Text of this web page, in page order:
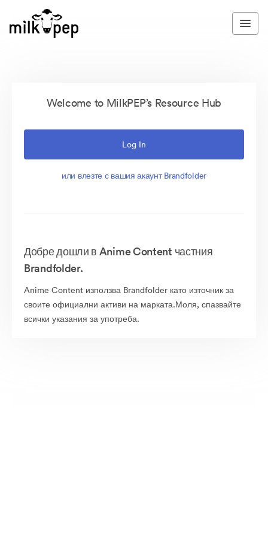
Welcome to MilkPEP’s Resource Hub
Log In
или влезте с вашия акаунт Brandfolder
Добре дошли в Anime Content частния
Brandfolder.
Anime Content използва Brandfolder като източник за
своите официални активи на марката.Моля, спазвайте
всички указания за употреба.